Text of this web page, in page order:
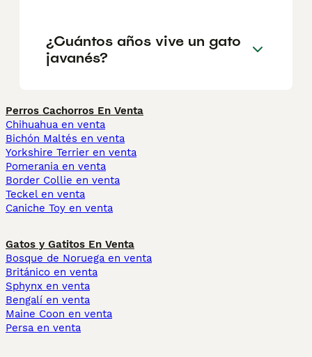
¿Cuántos años vive un gato
javanés?
Perros Cachorros En Venta
Chihuahua en venta
Bichón Maltés en venta
Yorkshire Terrier en venta
Pomerania en venta
Border Collie en venta
Teckel en venta
Caniche Toy en venta
Gatos y Gatitos En Venta
Bosque de Noruega en venta
Británico en venta
Sphynx en venta
Bengalí en venta
Maine Coon en venta
Persa en venta